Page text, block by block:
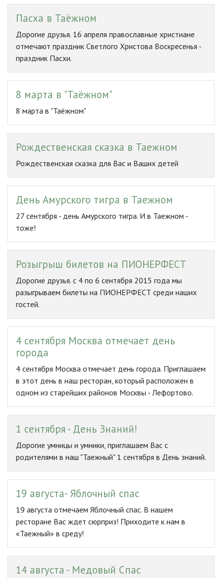
Пасха в Таёжном
Дорогие друзья. 16 апреля православные христиане
отмечают праздник Светлого Христова Воскресенья -
праздник Пасхи.
8 марта в "Таёжном"
8 марта в "Таёжном"
Рождественская сказка в Таежном
Рождественская сказка для Вас и Ваших детей
День Амурского тигра в Таежном
27 сентября - день Амурского тигра. И в Таежном -
тоже!
Розыгрыш билетов на ПИОНЕРФЕСТ
Дорогие друзья. с 4 по 6 сентября 2015 года мы
разыгрываем билеты на ПИОНЕРФЕСТ среди наших
гостей.
4 сентября Москва отмечает день
города
4 сентября Москва отмечает день города. Приглашаем
в этот день в наш ресторан, который расположен в
одном из старейших районов Москвы - Лефортово.
1 сентября - День Знаний!
Дорогие умницы и умники, приглашаем Вас с
родителями в наш "Таежный" 1 сентября в День знаний.
19 августа- Яблочный спас
19 августа отмечаем Яблочный спас. В нашем
ресторане Вас ждет сюрприз! Приходите к нам в
«Таежный» в среду!
14 августа - Медовый Спас